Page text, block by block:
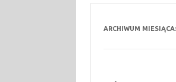
ARCHIWUM MIESIĄCA: